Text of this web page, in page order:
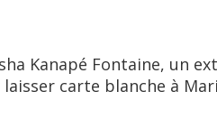
Kanapé Fontaine, un
carte blanche à